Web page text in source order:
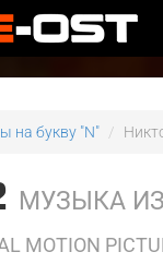
на букву "N"
МУЗЫКА
MOTION